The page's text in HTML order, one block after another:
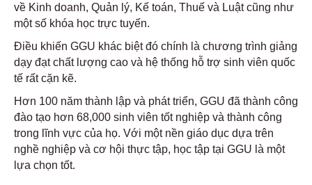
về Kinh doanh, Quản lý, Kế toán, Thuế và Luật cũng như
một số khóa học trực tuyến.
Điều khiến GGU khác biệt đó chính là chương trình giảng
dạy đạt chất lượng cao và hệ thống hỗ trợ sinh viên quốc
tế rất cặn kẽ.
Hơn 100 năm thành lập và phát triển, GGU đã thành công
đào tạo hơn 68,000 sinh viên tốt nghiệp và thành công
trong lĩnh vực của họ. Với một nền giáo dục dựa trên
nghề nghiệp và cơ hội thực tập, học tập tại GGU là một
lựa chọn tốt.